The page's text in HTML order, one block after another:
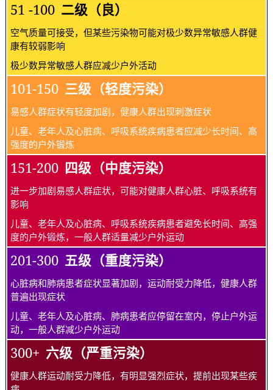
51 -100 二级（良）
空气质量可接受，但某些污染物可能对极少数异常敏感人群健
康有较弱影响
极少数异常敏感人群应减少户外活动
101-150 三级（轻度污染）
易感人群症状有轻度加剧，健康人群出现刺激症状
儿童、老年人及心脏病、呼吸系统疾病患者应减少长时间、高
强度的户外锻炼
151-200 四级（中度污染）
进一步加剧易感人群症状，可能对健康人群心脏、呼吸系统有
影响
儿童、老年人及心脏病、呼吸系统疾病患者避免长时间、高强
度的户外锻炼，一般人群适量减少户外运动
201-300 五级（重度污染）
心脏病和肺病患者症状显著加剧，运动耐受力降低，健康人群
普遍出现症状
儿童、老年人及心脏病、肺病患者应停留在室内，停止户外运
动，一般人群减少户外运动
300+ 六级（严重污染）
健康人群运动耐受力降低，有明显强烈症状，提前出现某些疾